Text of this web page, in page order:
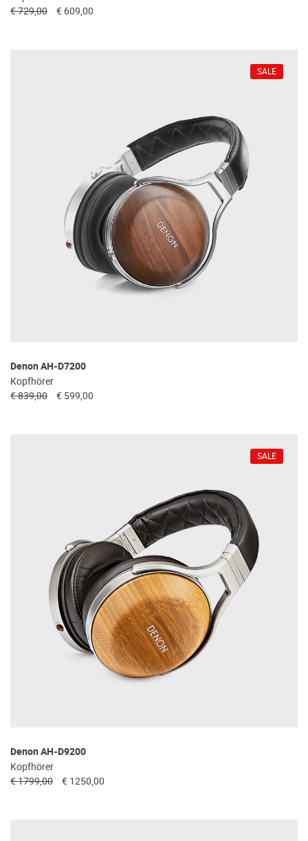
€ 729,00
€ 609,00
Denon AH-D7200
Kopfhörer
€ 839,00
€ 599,00
SALE
Denon AH-D9200
Kopfhörer
€ 1799,00
€ 1250,00
SALE